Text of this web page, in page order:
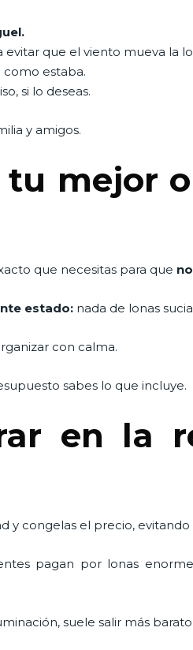
que el viento mueva la
como estaba.
si lo deseas.
y amigos.
tu mejor
que necesitas para que
estado: nada de lonas
con calma.
sabes lo que incluye.
en la
y congelas el precio,
pagan por lonas
suele salir más